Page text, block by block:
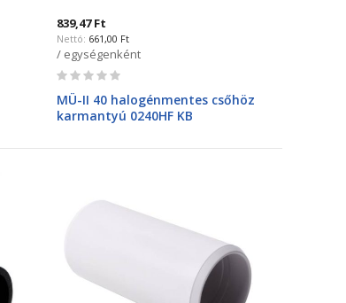
839,47 Ft
661,00 Ft
/ egységenként
Rating:
0%
MÜ-II 40 halogénmentes csőhöz
karmantyú 0240HF KB